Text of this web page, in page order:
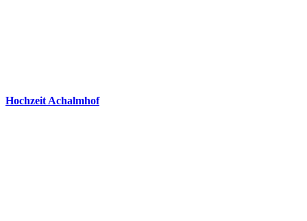
Hochzeit Achalmhof